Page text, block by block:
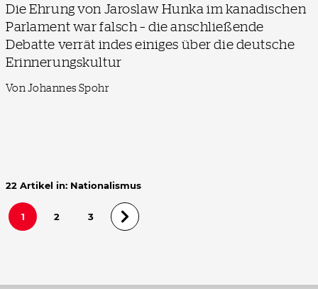
Die Ehrung von Jaroslaw Hunka im kanadischen
Parlament war falsch – die anschließende
Debatte verrät indes einiges über die deutsche
Erinnerungskultur
Von Johannes Spohr
22 Artikel in: Nationalismus
1 2 3